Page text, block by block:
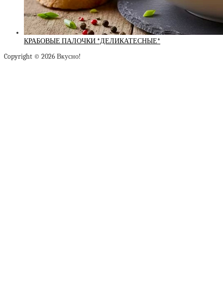
КРАБОВЫЕ ПАЛОЧКИ *ДЕЛИКАТЕСНЫЕ*
Copyright © 2026 Вкусно!